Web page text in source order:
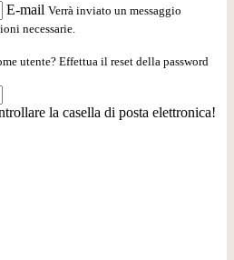
E-mail Verrà inviato un messaggio
necessarie.
utente? Effettua il reset della password
la casella di posta elettronica!